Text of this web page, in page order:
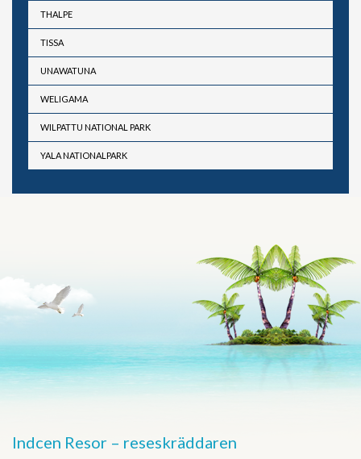
THALPE
TISSA
UNAWATUNA
WELIGAMA
WILPATTU NATIONAL PARK
YALA NATIONALPARK
Indcen Resor – reseskräddaren